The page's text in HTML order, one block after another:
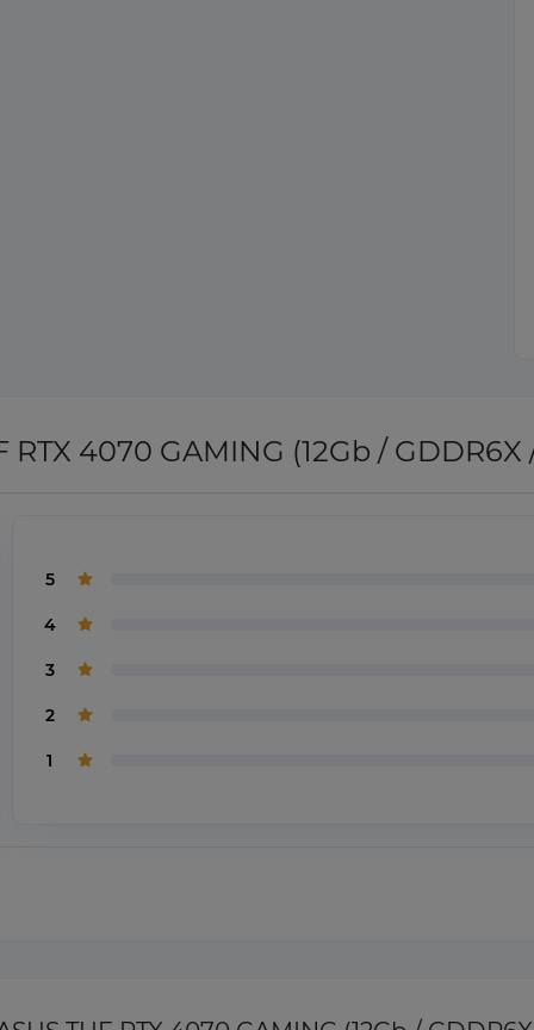
4070 GAMING (12Gb / GDDR6X
5
4
3
2
1